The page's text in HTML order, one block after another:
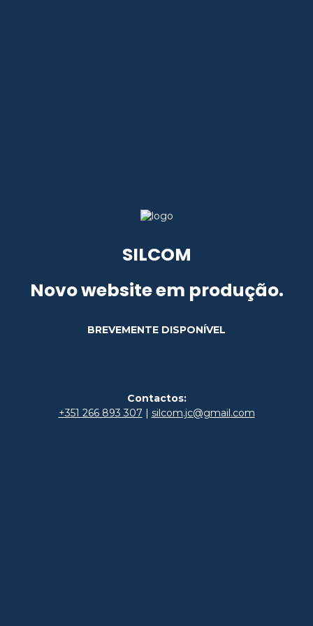
SILCOM
Novo website em produção.
BREVEMENTE DISPONÍVEL
Contactos:
+351 266 893 307 | silcom.jc@gmail.com